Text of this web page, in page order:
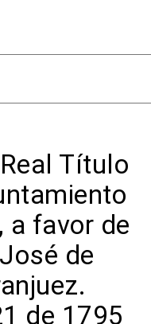
Título
a favor de
de
de 1795